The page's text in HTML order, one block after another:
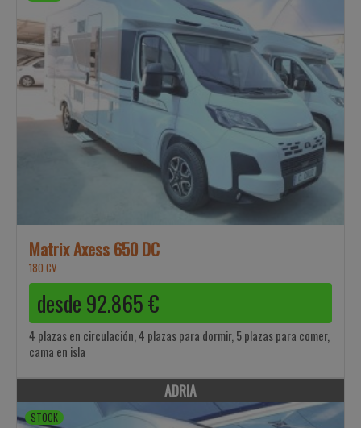
Matrix Axess 650 DC
180 CV
desde 92.865€
4 plazas en circulación, 4 plazas para dormir, 5 plazas para comer,
cama en isla
ADRIA
STOCK